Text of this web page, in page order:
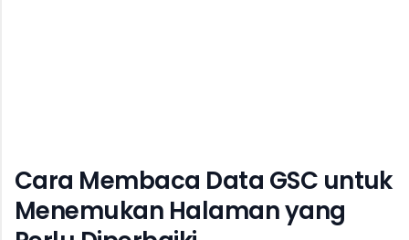
Cara Membaca Data GSC untuk
Menemukan Halaman yang